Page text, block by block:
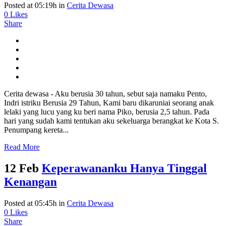
Posted at 05:19h in Cerita Dewasa
0 Likes
Share
Cerita dewasa - Aku berusia 30 tahun, sebut saja namaku Pento,
Indri istriku Berusia 29 Tahun, Kami baru dikaruniai seorang anak
lelaki yang lucu yang ku beri nama Piko, berusia 2,5 tahun. Pada
hari yang sudah kami tentukan aku sekeluarga berangkat ke Kota S.
Penumpang kereta...
Read More
12 Feb Keperawananku Hanya Tinggal
Kenangan
Posted at 05:45h in Cerita Dewasa
0 Likes
Share